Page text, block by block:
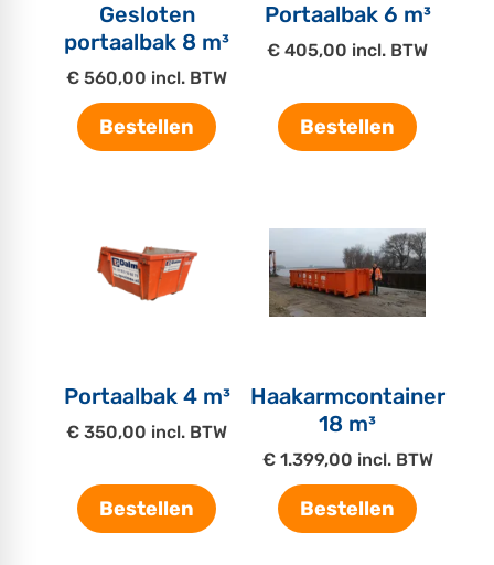
Gesloten
portaalbak 8 m³
€ 560,00 incl. BTW
Bestellen
Portaalbak 6 m³
€ 405,00 incl. BTW
Bestellen
Portaalbak 4 m³
€ 350,00 incl. BTW
Bestellen
Haakarmcontainer
18 m³
€ 1.399,00 incl. BTW
Bestellen